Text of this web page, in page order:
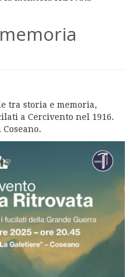
tra storia e memoria,
a Cercivento nel 1916.